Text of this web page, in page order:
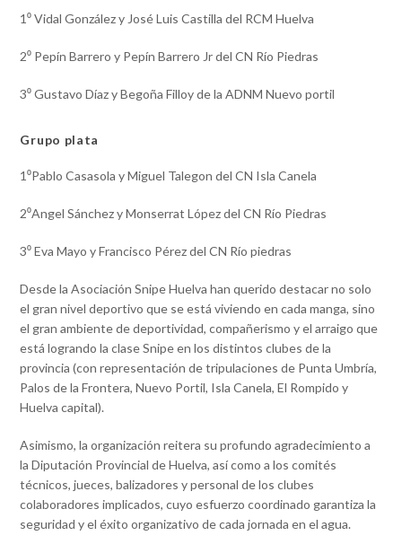
1⁰ Vidal González y José Luis Castilla del RCM Huelva
2⁰ Pepín Barrero y Pepín Barrero Jr del CN Río Piedras
3⁰ Gustavo Díaz y Begoña Filloy de la ADNM Nuevo portil
Grupo plata
1⁰Pablo Casasola y Miguel Talegon del CN Isla Canela
2⁰Angel Sánchez y Monserrat López del CN Río Piedras
3⁰ Eva Mayo y Francisco Pérez del CN Río piedras
​Desde la Asociación Snipe Huelva han querido destacar no solo
el gran nivel deportivo que se está viviendo en cada manga, sino
el gran ambiente de deportividad, compañerismo y el arraigo que
está logrando la clase Snipe en los distintos clubes de la
provincia (con representación de tripulaciones de Punta Umbría,
Palos de la Frontera, Nuevo Portil, Isla Canela, El Rompido y
Huelva capital).
​Asimismo, la organización reitera su profundo agradecimiento a
la Diputación Provincial de Huelva, así como a los comités
técnicos, jueces, balizadores y personal de los clubes
colaboradores implicados, cuyo esfuerzo coordinado garantiza la
seguridad y el éxito organizativo de cada jornada en el agua.